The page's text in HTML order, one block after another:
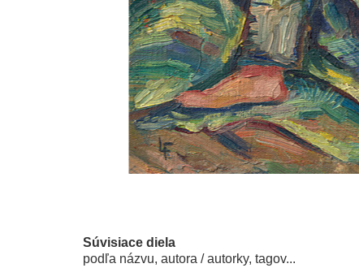
Súvisiace diela
podľa názvu, autora / autorky, tagov...